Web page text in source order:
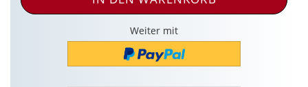
Weiter mit